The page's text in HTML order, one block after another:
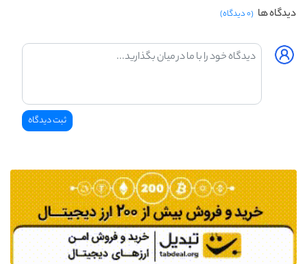
دیدگاه ها (۰ دیدگاه)